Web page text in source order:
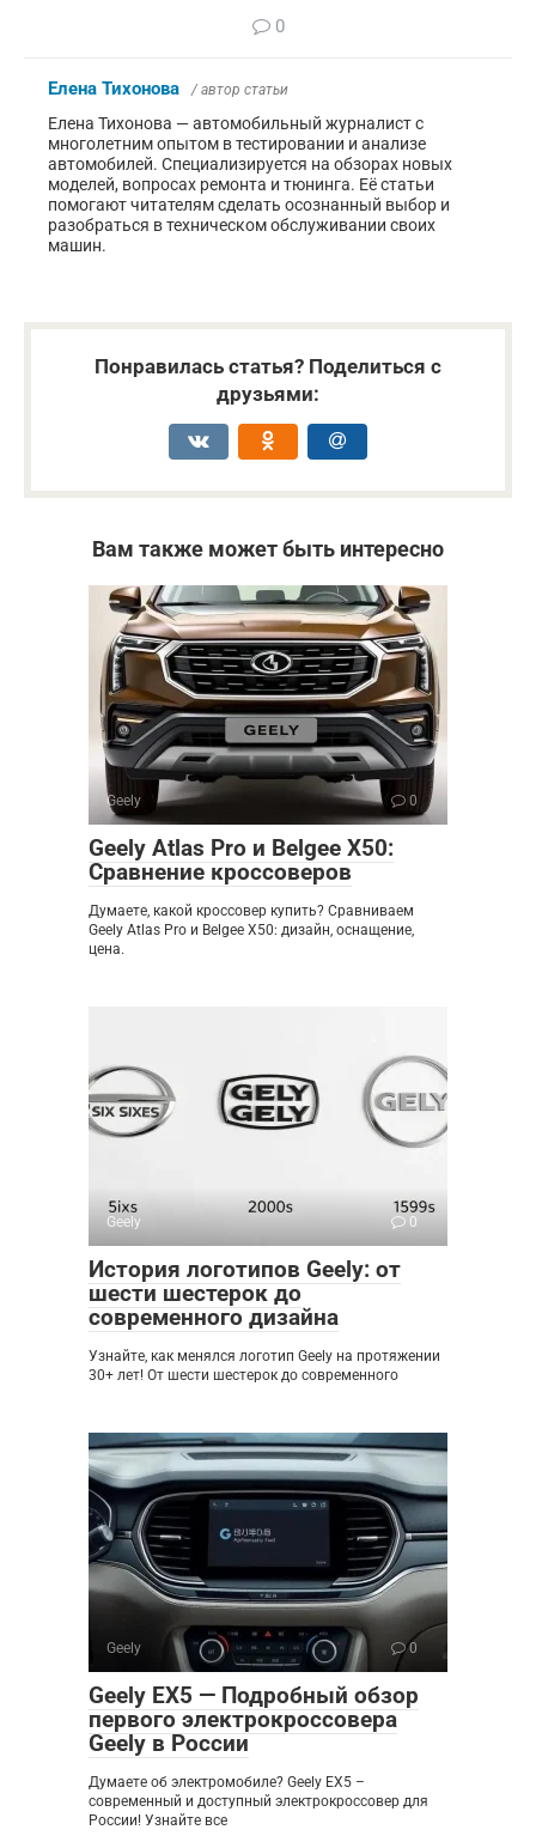
0
Елена Тихонова / автор статьи
Елена Тихонова — автомобильный журналист с
многолетним опытом в тестировании и анализе
автомобилей. Специализируется на обзорах новых
моделей, вопросах ремонта и тюнинга. Её статьи
помогают читателям сделать осознанный выбор и
разобраться в техническом обслуживании своих
машин.
Понравилась статья? Поделиться с
друзьями:
Вам также может быть интересно
Geely 0
Geely Atlas Pro и Belgee X50:
Сравнение кроссоверов
Думаете, какой кроссовер купить? Сравниваем
Geely Atlas Pro и Belgee X50: дизайн, оснащение,
цена.
Geely 0
История логотипов Geely: от
шести шестерок до
современного дизайна
Узнайте, как менялся логотип Geely на протяжении
30+ лет! От шести шестерок до современного
Geely 0
Geely EX5 — Подробный обзор
первого электрокроссовера
Geely в России
Думаете об электромобиле? Geely EX5 –
современный и доступный электрокроссовер для
России! Узнайте все